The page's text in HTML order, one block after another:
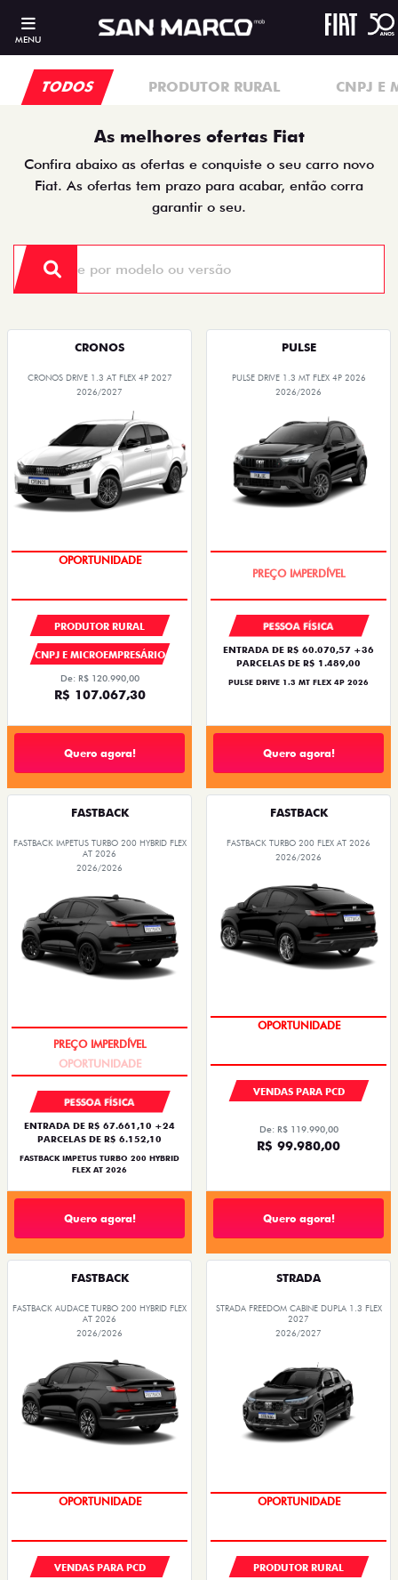
MENU
TODOS PRODUTOR RURAL CNPJ E
As melhores ofertas Fiat
Confira abaixo as ofertas e conquiste o seu carro novo
Fiat. As ofertas tem prazo para acabar, então corra
garantir o seu.
CRONOS
CRONOS DRIVE 1.3 AT FLEX 4P 2027
2026/2027
OPORTUNIDADE
PRODUTOR RURAL
CNPJ E MICROEMPRESÁRIO
De: R$ 120.990,00
R$ 107.067,30
Quero agora!
PULSE
PULSE DRIVE 1.3 MT FLEX 4P 2026
2026/2026
PESSOA FÍSICA
ENTRADA DE R$ 60.070,57 +36
PARCELAS DE R$ 1.489,00
PULSE DRIVE 1.3 MT FLEX 4P 2026
Quero agora!
FASTBACK
FASTBACK IMPETUS TURBO 200 HYBRID FLEX
AT 2026
2026/2026
OPORTUNIDADE
PESSOA FÍSICA
ENTRADA DE R$ 67.661,10 +24
PARCELAS DE R$ 6.152,10
FASTBACK IMPETUS TURBO 200 HYBRID
FLEX AT 2026
Quero agora!
FASTBACK
FASTBACK TURBO 200 FLEX AT 2026
2026/2026
OPORTUNIDADE
VENDAS PARA PCD
De: R$ 119.990,00
R$ 99.980,00
Quero agora!
FASTBACK
FASTBACK AUDACE TURBO 200 HYBRID FLEX
AT 2026
2026/2026
OPORTUNIDADE
VENDAS PARA PCD
STRADA
STRADA FREEDOM CABINE DUPLA 1.3 FLEX
2027
2026/2027
OPORTUNIDADE
PRODUTOR RURAL